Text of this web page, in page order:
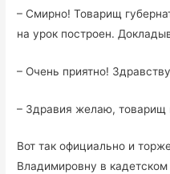
– Смирно! Товарищ
на урок построен.
– Очень приятно!
– Здравия желаю, товарищ
Вот так официально и
Владимировну в